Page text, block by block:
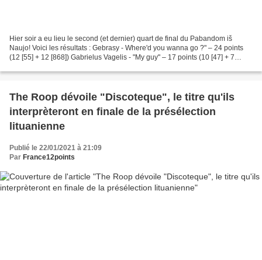
Hier soir a eu lieu le second (et dernier) quart de final du Pabandom iš
Naujo! Voici les résultats : Gebrasy - Where'd you wanna go ?" – 24 points
(12 [55] + 12 [868]) Gabrielus Vagelis - "My guy" – 17 points (10 [47] + 7
The Roop dévoile "Discoteque", le titre qu'ils
interprèteront en finale de la présélection
lituanienne
Publié le 22/01/2021 à 21:09
Par France12points